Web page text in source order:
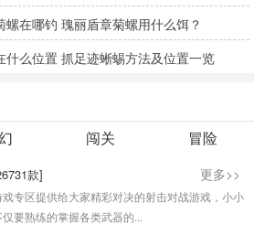
在哪钓 瑰丽盾章菊螺用什么饵？
什么位置 抓足迹蜥蜴方法及位置一览
闯关
冒险
款] 更多>>
专区提供给大家精彩对决的射击对战游戏，小小
要熟练的掌握各类武器的...